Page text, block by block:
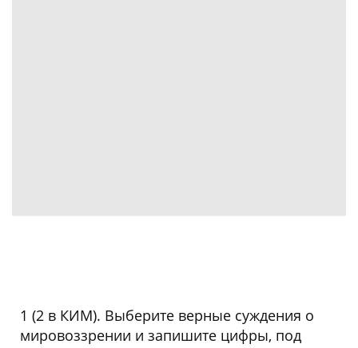
1 (2 в КИМ). Выберите верные суждения о
мировоззрении и запишите цифры, под